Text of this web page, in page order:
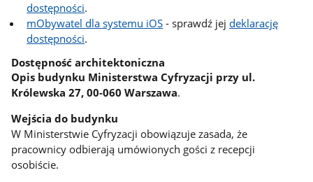
dostępności.
mObywatel dla systemu iOS - sprawdź jejdeklarację
dostępności.
Dostępność architektoniczna
Opis budynku Ministerstwa Cyfryzacji przy ul.
Królewska 27, 00-060 Warszawa.
Wejścia do budynku
W Ministerstwie Cyfryzacji obowiązuje zasada, że
pracownicy odbierają umówionych gości z recepcji
osobiście.